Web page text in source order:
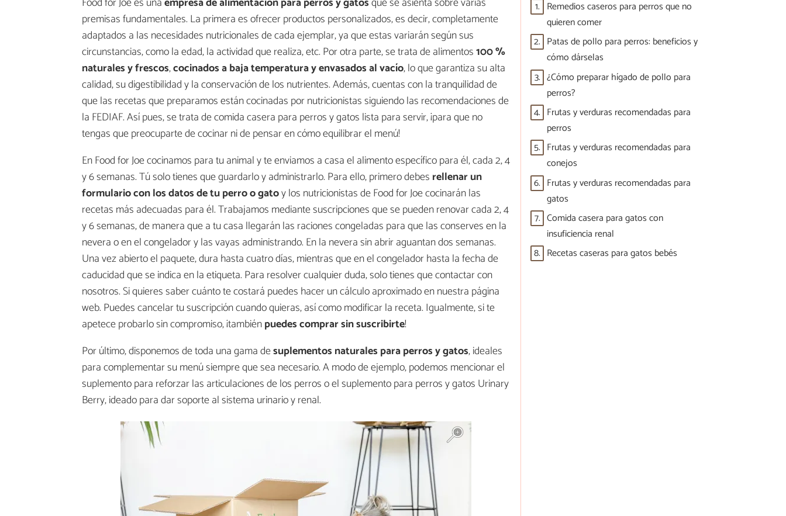
premisas fundamentales. La primera es ofrecer productos personalizados, es decir, completamente
adaptados a las necesidades nutricionales de cada ejemplar, ya que estas variarán según sus
circunstancias, como la edad, la actividad que realiza, etc. Por otra parte, se trata de alimentos100 %
naturales y frescos,cocinados a baja temperatura y envasados al vacío, lo que garantiza su alta
calidad, su digestibilidad y la conservación de los nutrientes. Además, cuentas con la tranquilidad de
que las recetas que preparamos están cocinadas por nutricionistas siguiendo las recomendaciones de
la FEDIAF. Así pues, se trata de comida casera para perros y gatos lista para servir, ¡para que no
tengas que preocuparte de cocinar ni de pensar en cómo equilibrar el menú!
En Food for Joe cocinamos para tu animal y te enviamos a casa el alimento específico para él, cada 2, 4
y 6 semanas. Tú solo tienes que guardarlo y administrarlo. Para ello, primero debes rellenar un
formulario con los datos de tu perro o gatoy los nutricionistas de Food for Joe cocinarán las
recetas más adecuadas para él. Trabajamos mediante suscripciones que se pueden renovar cada 2, 4
y 6 semanas, de manera que a tu casa llegarán las raciones congeladas para que las conserves en la
nevera o en el congelador y las vayas administrando. En la nevera sin abrir aguantan dos semanas.
Una vez abierto el paquete, dura hasta cuatro días, mientras que en el congelador hasta la fecha de
caducidad que se indica en la etiqueta. Para resolver cualquier duda, solo tienes que contactar con
nosotros. Si quieres saber cuánto te costará puedes hacer un cálculo aproximado en nuestra página
web. Puedes cancelar tu suscripción cuando quieras, así como modificar la receta. Igualmente, si te
apetece probarlo sin compromiso, ¡tambiénpuedes comprar sin suscribirte!
Por último, disponemos de toda una gama desuplementos naturales para perros y gatos, ideales
para complementar su menú siempre que sea necesario. A modo de ejemplo, podemos mencionar el
suplemento para reforzar las articulaciones de los perros o el suplemento para perros y gatos Urinary
Berry, ideado para dar soporte al sistema urinario y renal.
1. Remedios caseros para perros que no
quieren comer
2. Patas de pollo para perros: beneficios y
cómo dárselas
3. ¿Cómo preparar hígado de pollo para
perros?
4. Frutas y verduras recomendadas para
perros
5. Frutas y verduras recomendadas para
conejos
6. Frutas y verduras recomendadas para
gatos
7. Comida casera para gatos con
insuficiencia renal
8. Recetas caseras para gatos bebés